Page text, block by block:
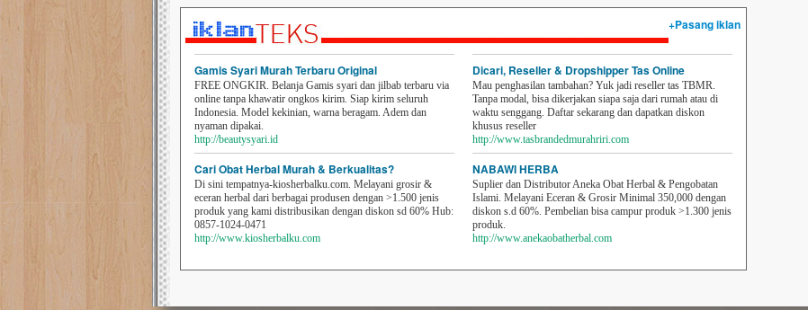
+Pasang iklan
Gamis Syari Murah Terbaru Original
FREE ONGKIR. Belanja Gamis syari dan jilbab terbaru via
online tanpa khawatir ongkos kirim. Siap kirim seluruh
Indonesia. Model kekinian, warna beragam. Adem dan
nyaman dipakai.
http://beautysyari.id
Cari Obat Herbal Murah & Berkualitas?
Di sini tempatnya-kiosherbalku.com. Melayani grosir &
eceran herbal dari berbagai produsen dengan >1.500 jenis
produk yang kami distribusikan dengan diskon sd 60% Hub:
0857-1024-0471
http://www.kiosherbalku.com
Dicari, Reseller & Dropshipper Tas Online
Mau penghasilan tambahan? Yuk jadi reseller tas TBMR.
Tanpa modal, bisa dikerjakan siapa saja dari rumah atau di
waktu senggang. Daftar sekarang dan dapatkan diskon
khusus reseller
http://www.tasbrandedmurahriri.com
NABAWI HERBA
Suplier dan Distributor Aneka Obat Herbal & Pengobatan
Islami. Melayani Eceran & Grosir Minimal 350,000 dengan
diskon s.d 60%. Pembelian bisa campur produk >1.300 jenis
produk.
http://www.anekaobatherbal.com